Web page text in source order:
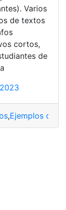
Libro de
Varios
de textos
cortos,
de
,Ejemplos